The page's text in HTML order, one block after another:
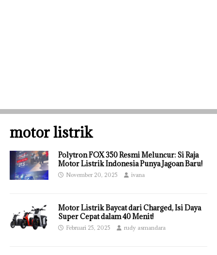
motor listrik
Polytron FOX 350 Resmi Meluncur: Si Raja
Motor Listrik Indonesia Punya Jagoan Baru!
November 20, 2025 ivana
Motor Listrik Baycat dari Charged, Isi Daya
Super Cepat dalam 40 Menit!
Februari 25, 2025 rudy asmandara